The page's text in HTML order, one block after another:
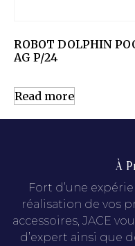
ROBOT DOLPHIN
AG P/24
Read more
À
Fort d’une
réalisation de vos
accessoires, JACE
d’expert ainsi que